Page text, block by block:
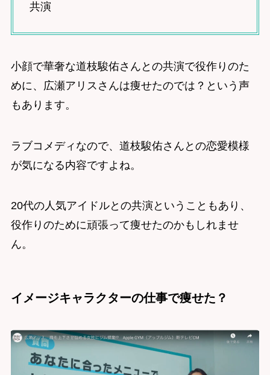
共演
小顔で華奢な道枝駿佑さんとの共演で役作りのた
めに、広瀬アリスさんは痩せたのでは？という声
もあります。
ラブコメディなので、道枝駿佑さんとの恋愛模様
が気になる内容ですよね。
20代の人気アイドルとの共演ということもあり、
役作りのために頑張って痩せたのかもしれませ
ん。
イメージキャラクターの仕事で痩せた？